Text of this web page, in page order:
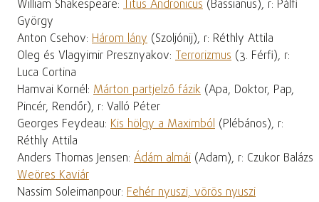
William Shakespeare: Titus Andronicus (Bassianus), r: Pálfi
György
Anton Csehov: Három lány (Szoljónij), r: Réthly Attila
Oleg és Vlagyimir Presznyakov: Terrorizmus (3. Férfi), r:
Luca Cortina
Hamvai Kornél: Márton partjelző fázik (Apa, Doktor, Pap,
Pincér, Rendőr), r: Valló Péter
Georges Feydeau: Kis hölgy a Maximból (Plébános), r:
Réthly Attila
Anders Thomas Jensen: Ádám almái (Adam), r: Czukor Balázs
Weöres Kaviár
Nassim Soleimanpour: Fehér nyuszi, vörös nyuszi